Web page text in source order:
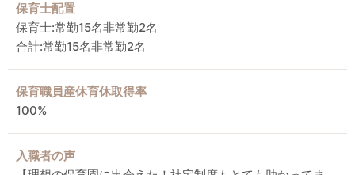
保育士配置
保育士:常勤15名非常勤2名
合計:常勤15名非常勤2名
保育職員産休育休取得率
100%
入職者の声